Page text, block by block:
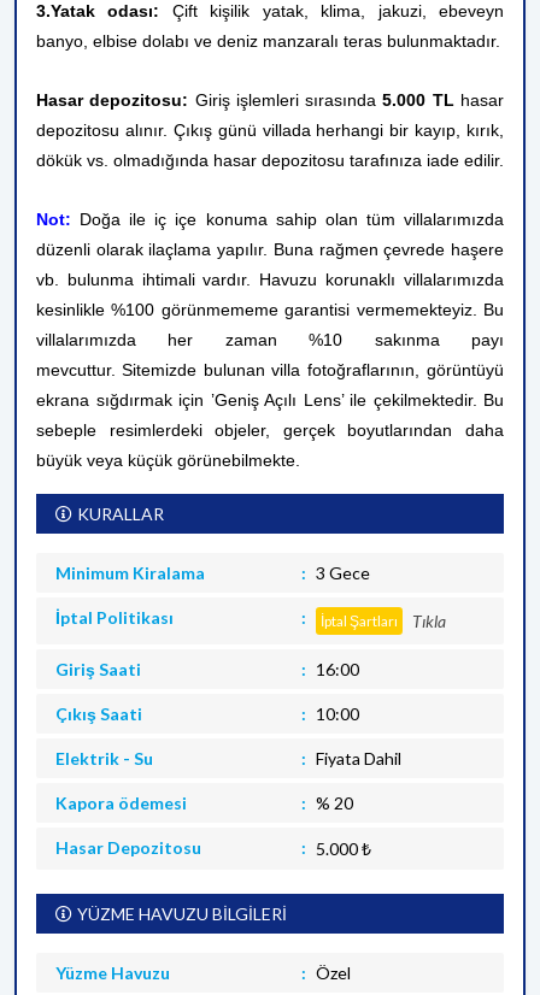
3.Yatak odası: Çift kişilik yatak, klima, jakuzi, ebeveyn
banyo, elbise dolabı ve deniz manzaralı teras bulunmaktadır.
Hasar depozitosu: Giriş işlemleri sırasında5.000 TL hasar
depozitosu alınır. Çıkış günü villada herhangi bir kayıp, kırık,
dökük vs. olmadığında hasar depozitosu tarafınıza iade edilir.
Not: Doğa ile iç içe konuma sahip olan tüm villalarımızda
düzenli olarak ilaçlama yapılır. Buna rağmen çevrede haşere
vb. bulunma ihtimali vardır. Havuzu korunaklı villalarımızda
kesinlikle %100 görünmememe garantisi vermemekteyiz. Bu
villalarımızda her zaman %10 sakınma payı
mevcuttur. Sitemizde bulunan villa fotoğraflarının, görüntüyü
ekrana sığdırmak için ’Geniş Açılı Lens’ ile çekilmektedir. Bu
sebeple resimlerdeki objeler, gerçek boyutlarından daha
büyük veya küçük görünebilmekte.
KURALLAR
Minimum Kiralama 3 Gece
İptal Politikası İptal Şartları Tıkla
Giriş Saati 16:00
Çıkış Saati 10:00
Elektrik - Su Fiyata Dahil
Kapora ödemesi % 20
Hasar Depozitosu 5.000 ₺
YÜZME HAVUZU BİLGİLERİ
Yüzme Havuzu Özel